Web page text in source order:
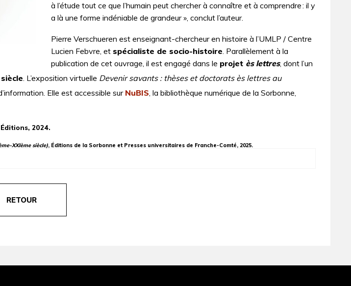
à l’étude tout ce que l’humain peut chercher à connaître et à comprendre : il y
a là une forme indéniable de grandeur », conclut l’auteur.
Pierre Verschueren est enseignant-chercheur en histoire à l’UMLP / Centre
Lucien Febvre, et spécialiste de socio-histoire . Parallèlement à la
publication de cet ouvrage, il est engagé dans le projet ès lettres, dont l’un
siècle. L’exposition virtuelle Devenir savants : thèses et doctorats ès lettres au
Elle est accessible sur NuBIS, la bibliothèque numérique de la Sorbonne,
Éditions, 2024.
XXIème siècle), Éditions de la Sorbonne et Presses universitaires de Franche-Comté, 2025.
RETOUR